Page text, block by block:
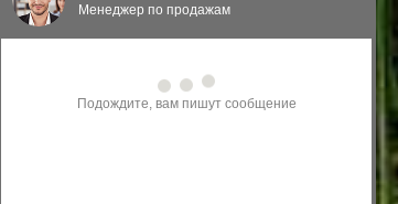
домов.
возможно
Менеджер по продажам
проконсультировать Вас по нашим
акциям и проектам.